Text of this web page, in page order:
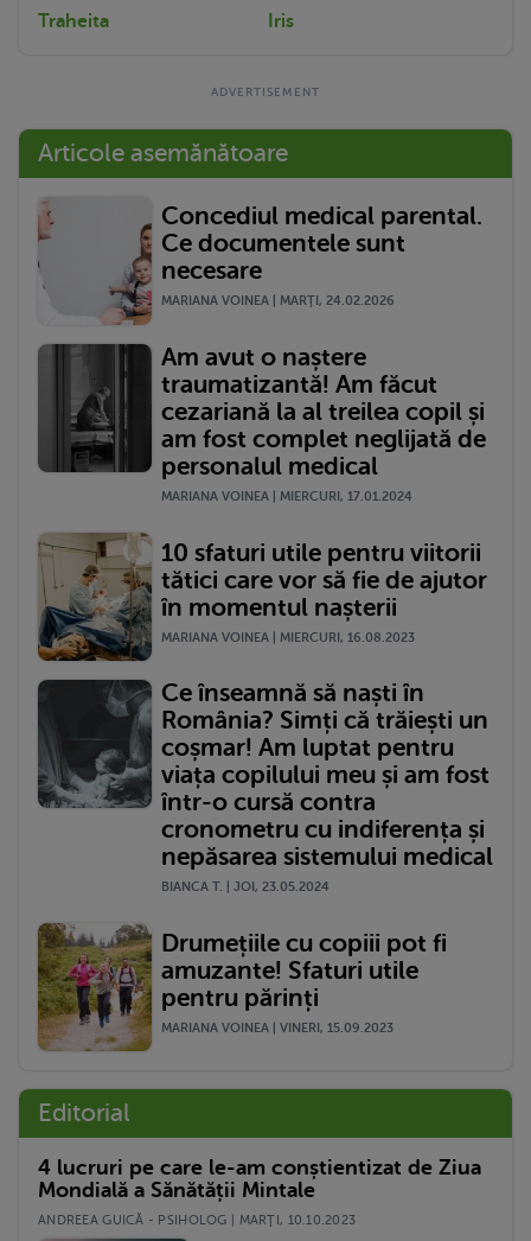
Traheita
Iris
Articole asemănătoare
Concediul medical parental.
Ce documentele sunt
necesare
MARIANA VOINEA | MARŢI, 24.02.2026
Am avut o naștere
traumatizantă! Am făcut
cezariană la al treilea copil și
am fost complet neglijată de
personalul medical
MARIANA VOINEA | MIERCURI, 17.01.2024
10 sfaturi utile pentru viitorii
tătici care vor să fie de ajutor
în momentul nașterii
MARIANA VOINEA | MIERCURI, 16.08.2023
Ce înseamnă să naști în
România? Simți că trăiești un
coșmar! Am luptat pentru
viața copilului meu și am fost
într-o cursă contra
cronometru cu indiferența și
nepăsarea sistemului medical
BIANCA T. | JOI, 23.05.2024
Drumețiile cu copiii pot fi
amuzante! Sfaturi utile
pentru părinți
MARIANA VOINEA | VINERI, 15.09.2023
Editorial
4 lucruri pe care le-am conștientizat de Ziua
Mondială a Sănătății Mintale
ANDREEA GUICĂ - PSIHOLOG | MARŢI, 10.10.2023